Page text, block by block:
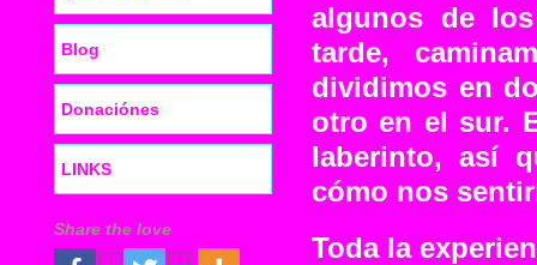
algunos de
tarde,
dividimos en
otro en el sur.
laberinto, así
cómo nos
Toda la
Blog
Donaciónes
LINKS
Share the love